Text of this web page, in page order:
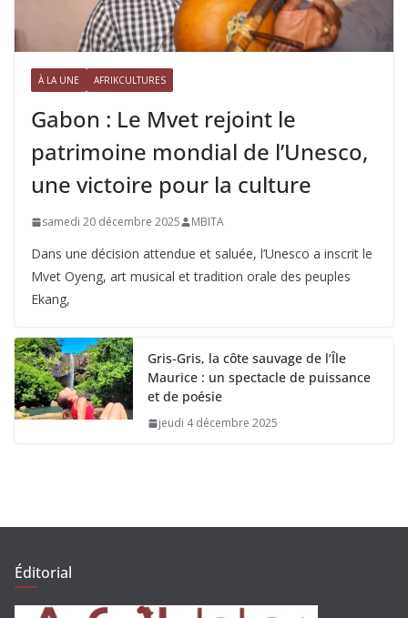
À LA UNE AFRIKCULTURES
Gabon : Le Mvet rejoint le
patrimoine mondial de l’Unesco,
une victoire pour la culture
samedi 20 décembre 2025 MBITA
Dans une décision attendue et saluée, l’Unesco a inscrit le
Mvet Oyeng, art musical et tradition orale des peuples
Ekang,
Gris-Gris, la côte sauvage de l’Île
Maurice : un spectacle de puissance
et de poésie
jeudi 4 décembre 2025
Éditorial